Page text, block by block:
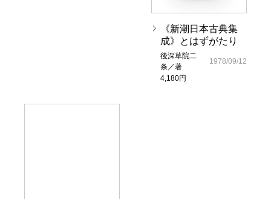
《新潮日本古典集
成》とはずがたり
後深草院二
条／著
4,180円
1978/09/12